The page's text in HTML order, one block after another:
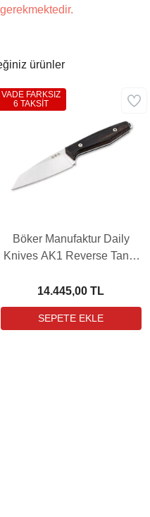
ürünler
Böker Manufaktur Daily
Knives AK1 Reverse Tanto
14.445,00 TL
VADE FARKSIZ
6 TAKSİT